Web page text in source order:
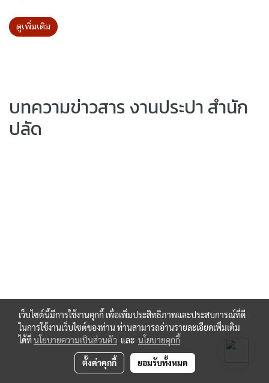
ดูเพิ่มเติม
บทความข่าวสาร งานประปา สำนัก
ปลัด
เว็บไซต์นี้มีการใช้งานคุกกี้ เพื่อเพิ่มประสิทธิภาพและประสบการณ์ที่ดี
ในการใช้งานเว็บไซต์ของท่าน ท่านสามารถอ่านรายละเอียดเพิ่มเติม
ได้ที่นโยบายความเป็นส่วนตัว และ นโยบายคุกกี้
ตั้งค่าคุกกี้ ยอมรับทั้งหมด